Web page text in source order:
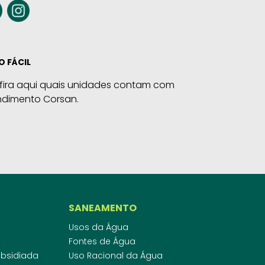
FÁCIL
aqui quais unidades contam com
Corsan.
SANEAMENTO
Usos da Água
Fontes de Água
Uso Racional da Água